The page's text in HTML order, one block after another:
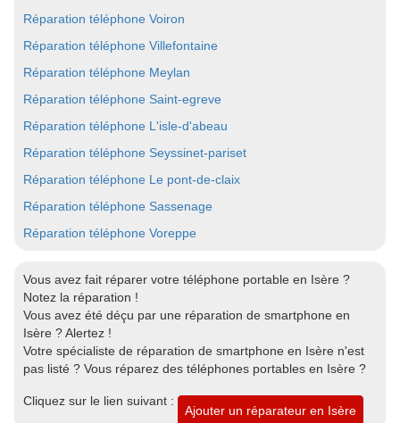
Réparation téléphone Voiron
Réparation téléphone Villefontaine
Réparation téléphone Meylan
Réparation téléphone Saint-egreve
Réparation téléphone L'isle-d'abeau
Réparation téléphone Seyssinet-pariset
Réparation téléphone Le pont-de-claix
Réparation téléphone Sassenage
Réparation téléphone Voreppe
Vous avez fait réparer votre téléphone portable en Isère ?
Notez la réparation !
Vous avez été déçu par une réparation de smartphone en
Isère ? Alertez !
Votre spécialiste de réparation de smartphone en Isère n'est
pas listé ? Vous réparez des téléphones portables en Isère ?
Cliquez sur le lien suivant :
Ajouter un réparateur en Isère